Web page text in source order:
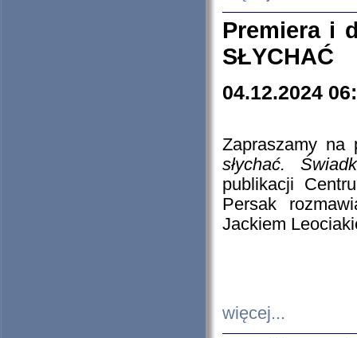
Premiera i
SŁYCHAĆ
04.12.2024
Zapraszamy
słychać.
publikacji
Persak
Jackiem
więcej...